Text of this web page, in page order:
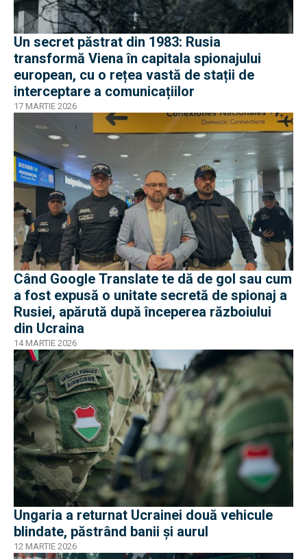
Un secret păstrat din 1983: Rusia
transformă Viena în capitala spionajului
european, cu o rețea vastă de stații de
interceptare a comunicațiilor
17 MARTIE 2026
Când Google Translate te dă de gol sau cum
a fost expusă o unitate secretă de spionaj a
Rusiei, apărută după începerea războiului
din Ucraina
14 MARTIE 2026
Ungaria a returnat Ucrainei două vehicule
blindate, păstrând banii și aurul
12 MARTIE 2026